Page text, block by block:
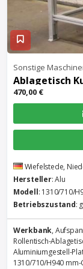
Sonstige
470,00 €
Wiefelstede,
Hersteller: Alu
Modell: 1310/710/
Betriebszustand:
Werkbank,
Rollentisch-
Aluminiumgestell-
1310/710/H940 mm-